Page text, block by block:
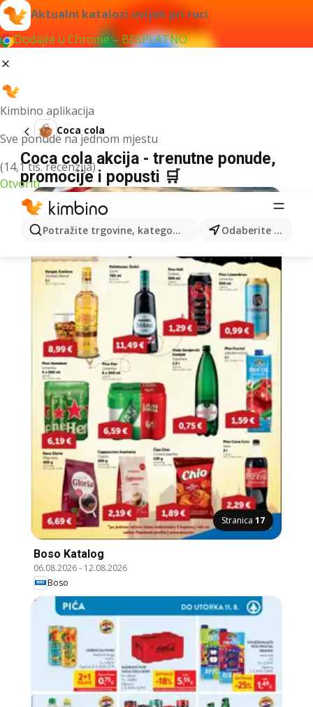
Aktualni katalozi uvijek pri ruci
Dodajte u Chrome – BESPLATNO
Kimbino aplikacija
Sve ponude na jednom mjestu
(14,1 tis. recenzija)
Otvoriti
Potražite trgovine, kategorije, proizvode... Odaberite grad
Coca cola
Coca cola akcija - trenutne ponude,
promocije i popusti 🛒
Stranica 17
Boso Katalog
06.08.2026- 12.08.2026
Boso